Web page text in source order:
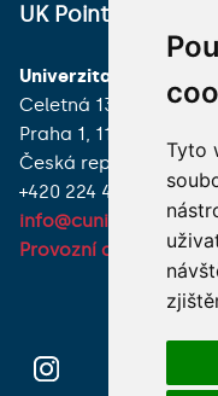
Tyto
UK Point
Univerzita Karlova
Celetná 13
Praha 1, 116 36
Česká republika
+420 224 491 850
info@cuni.cz
Provozní doba a